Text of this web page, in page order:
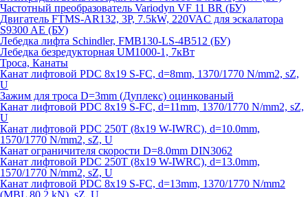
Частотный преобразователь Variodyn VF 11 BR (БУ)
Двигатель FTMS-AR132, 3P, 7.5kW, 220VAC для эскалатора
S9300 AE (БУ)
Лебедка лифта Schindler, FMB130-LS-4B512 (БУ)
Лебедка безредукторная UM1000-1, 7кВт
Троса, Канаты
Канат лифтовой PDC 8x19 S-FC, d=8mm, 1370/1770 N/mm2, sZ,
U
Зажим для троса D=3mm (Дуплекс) оцинкованый
Канат лифтовой PDC 8x19 S-FC, d=11mm, 1370/1770 N/mm2, sZ,
U
Канат лифтовой PDC 250T (8x19 W-IWRC), d=10.0mm,
1570/1770 N/mm2, sZ, U
Канат ограничителя скорости D=8.0mm DIN3062
Канат лифтовой PDC 250T (8x19 W-IWRC), d=13.0mm,
1570/1770 N/mm2, sZ, U
Канат лифтовой PDC 8х19 S-FC, d=13mm, 1370/1770 N/mm2
(MBL 80,2 kN), sZ, U